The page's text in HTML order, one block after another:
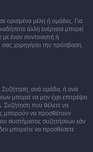
ορισμένα μέλη ή ομάδες. Για
άλλη ενέργεια μπορεί
με έναν συντονιστή ή
σας χορηγήσει την πρόσβαση.
Συζήτηση, ανά ομάδα, ή ανά
μπορεί να μην έχει επιτρέψει
Συζήτηση που θέλετε να
μπορούν να προσθέτουν
συστήματος συζητήσεων εάν
μπορείτε να προσθέσετε